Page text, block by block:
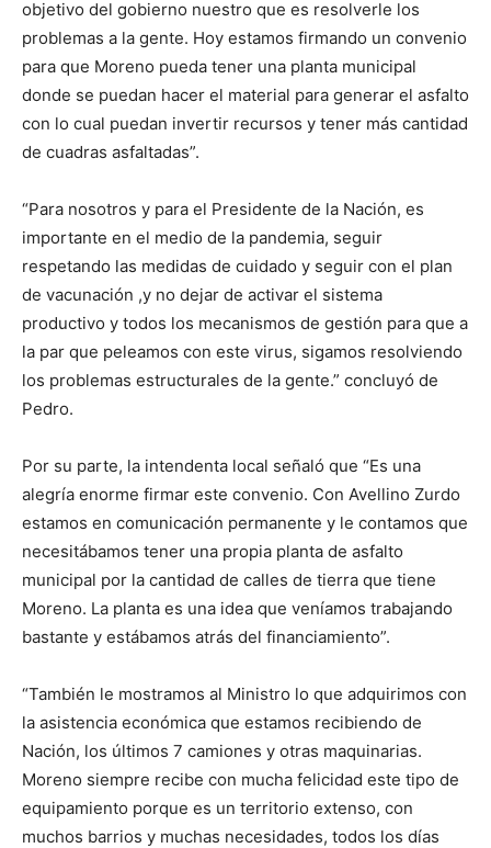
objetivo del gobierno nuestro que es resolverle los
problemas a la gente. Hoy estamos firmando un convenio
para que Moreno pueda tener una planta municipal
donde se puedan hacer el material para generar el asfalto
con lo cual puedan invertir recursos y tener más cantidad
de cuadras asfaltadas”.
“Para nosotros y para el Presidente de la Nación, es
importante en el medio de la pandemia, seguir
respetando las medidas de cuidado y seguir con el plan
de vacunación ,y no dejar de activar el sistema
productivo y todos los mecanismos de gestión para que a
la par que peleamos con este virus, sigamos resolviendo
los problemas estructurales de la gente.” concluyó de
Pedro.
Por su parte, la intendenta local señaló que “Es una
alegría enorme firmar este convenio. Con Avellino Zurdo
estamos en comunicación permanente y le contamos que
necesitábamos tener una propia planta de asfalto
municipal por la cantidad de calles de tierra que tiene
Moreno. La planta es una idea que veníamos trabajando
bastante y estábamos atrás del financiamiento”.
“También le mostramos al Ministro lo que adquirimos con
la asistencia económica que estamos recibiendo de
Nación, los últimos 7 camiones y otras maquinarias.
Moreno siempre recibe con mucha felicidad este tipo de
equipamiento porque es un territorio extenso, con
muchos barrios y muchas necesidades, todos los días